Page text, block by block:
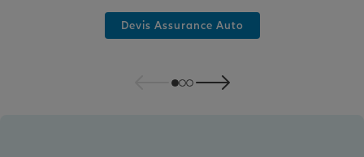
Devis Assurance Auto